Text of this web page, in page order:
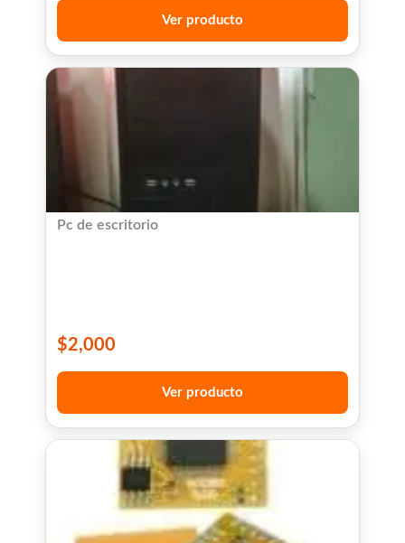
Ver producto
Pc de escritorio
$2,000
Ver producto